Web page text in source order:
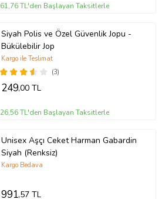
61,76 TL'den Başlayan Taksitlerle
Siyah Polis ve Özel Güvenlik Jopu -
Bükülebilir Jop
(3)
Kargo ile Teslimat
249,00 TL
26,56 TL'den Başlayan Taksitlerle
Unisex Aşçı Ceket Harman Gabardin
Siyah (Renksiz)
Kargo Bedava
991,57 TL